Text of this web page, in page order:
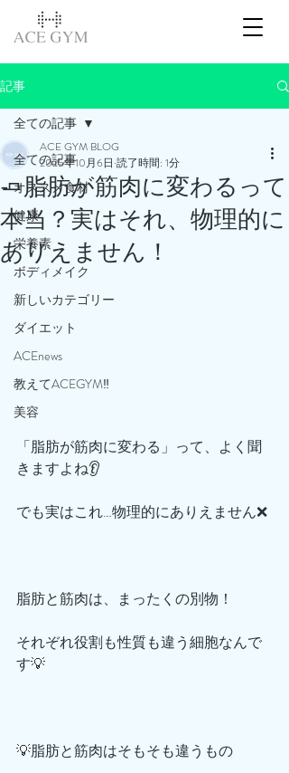
記事
全ての記事
オススメ食材
健康
栄養素
ボディメイク
新しいカテゴリー
ダイエット
ACEnews
教えてACEGYM‼️
美容
全ての記事
🧈脂肪が筋肉に変わるって
本当？実はそれ、物理的に
ありえません！
ACE GYM BLOG
2025年10月6日 読了時間: 1分
「脂肪が筋肉に変わる」って、よく聞
きますよね👂
でも実はこれ…物理的にありえません❌
脂肪と筋肉は、まったくの別物！
それぞれ役割も性質も違う細胞なんで
す💡
💡脂肪と筋肉はそもそも違うもの